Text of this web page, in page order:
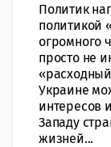
Политик
политикой
огромного
просто не
Украине
интересов
Западу
жизней...